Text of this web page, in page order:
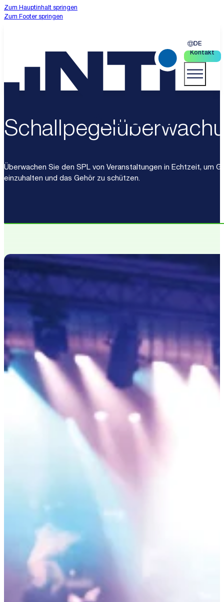
Zum Hauptinhalt springen
Zum Footer springen
DE
Kontakt
Überwachen Sie den SPL von Veranstaltungen in Echtzeit, um
einzuhalten und das Gehör zu schützen.